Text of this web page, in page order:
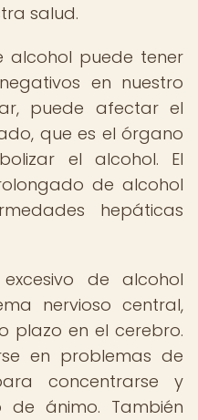
salud.
alcohol puede tener
en nuestro
puede afectar el
que es el órgano
el alcohol. El
de alcohol
hepáticas
de alcohol
nervioso central,
plazo en el cerebro.
en problemas de
concentrarse y
ánimo. También